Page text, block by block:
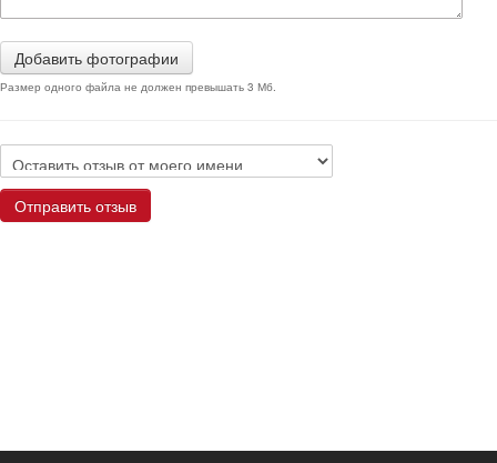
Добавить фотографии
Размер одного файла не должен превышать 3 Мб.
Отправить отзыв